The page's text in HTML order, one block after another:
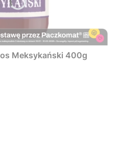
Meksykański 400g